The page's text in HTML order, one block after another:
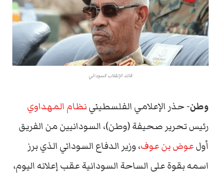
قائد الإنقلاب السوداني
وطن-حذر الإعلامي الفلسطينينظام المهداوي
رئيس تحرير صحيفة (وطن)، السودانيين من الفريق
أولعوض بن عوف، وزير الدفاع السوداني الذي برز
اسمه بقوة على الساحة السودانية عقب إعلانه اليوم،